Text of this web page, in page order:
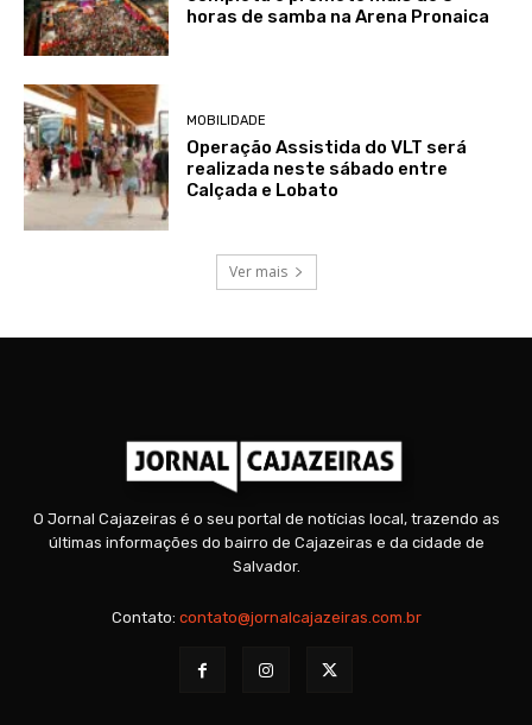
horas de samba na Arena Pronaica
MOBILIDADE
Operação Assistida do VLT será
realizada neste sábado entre
Calçada e Lobato
Ver mais
O Jornal Cajazeiras é o seu portal de notícias local, trazendo as
últimas informações do bairro de Cajazeiras e da cidade de
Salvador.
Contato: contato@jornalcajazeiras.com.br